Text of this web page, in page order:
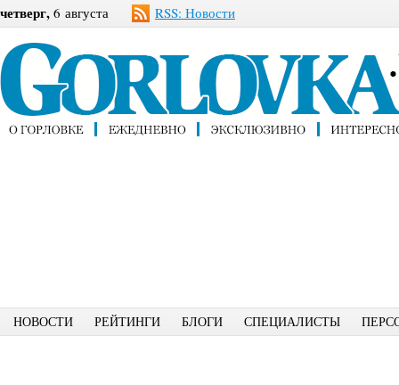
четверг, 6 августа RSS: Новости
НОВОСТИ РЕЙТИНГИ БЛОГИ СПЕЦИАЛИСТЫ